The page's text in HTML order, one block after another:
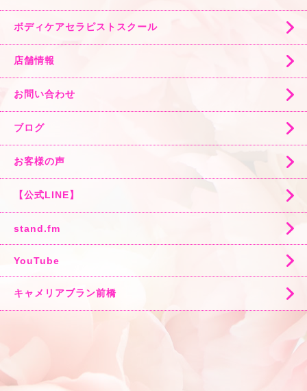
ボディケアセラピストスクール
店舗情報
お問い合わせ
ブログ
お客様の声
【公式LINE】
stand.fm
YouTube
キャメリアブラン前橋